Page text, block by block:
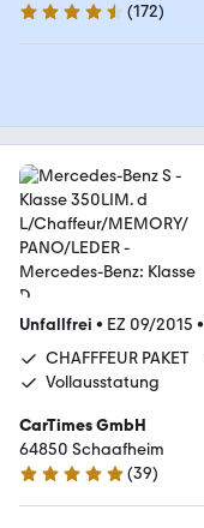
4.5 Sterne
(172)
Unfallfrei • EZ 09/2015 •
CHAFFFEUR PAKET
Vollausstatung
CarTimes GmbH
64850 Schaafheim
5 Sterne
(39)